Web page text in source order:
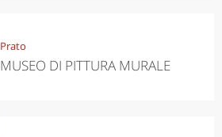
Prato
MUSEO DI PITTURA MURALE